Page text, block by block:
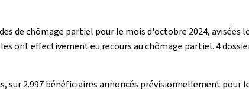
de chômage partiel pour le mois d'octobre 2024,
ont effectivement eu recours au chômage partiel. 4
sur 2.997 bénéficiaires annoncés prévisionnellement